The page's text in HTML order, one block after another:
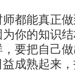
能真正做
你的知识
要把自己
成熟起来